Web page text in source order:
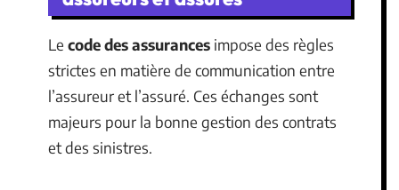
Le code des assurances impose des règles
strictes en matière de communication entre
l’assureur et l’assuré. Ces échanges sont
majeurs pour la bonne gestion des contrats
et des sinistres.